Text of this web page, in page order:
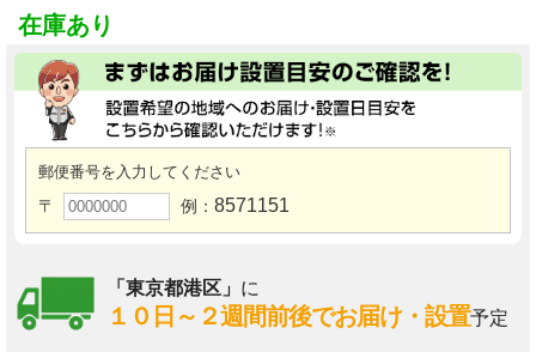
在庫あり
郵便番号を入力してください
〒 例： 8571151
「東京都港区」 に
１０日～２週間前後でお届け・設置予定